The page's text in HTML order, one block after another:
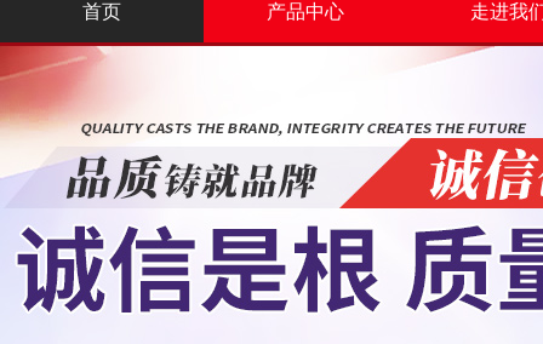
首页 产品中心 走进我